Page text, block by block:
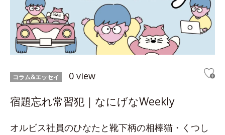
コラム&エッセイ 0 view
宿題忘れ常習犯｜なにげなWeekly
オルビス社員のひなたと靴下柄の相棒猫・くつし